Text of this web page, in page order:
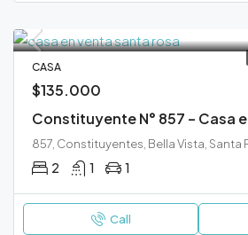
CASA
$135.000
2 1 1
Call